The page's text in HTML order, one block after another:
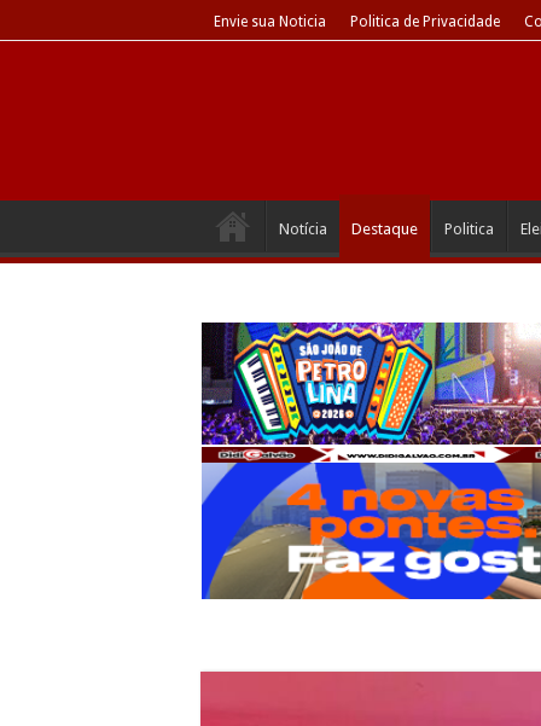
Envie sua Noticia Politica de Privacidade
Notícia Destaque Politica